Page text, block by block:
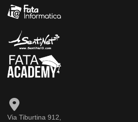
Via Tiburtina 912,